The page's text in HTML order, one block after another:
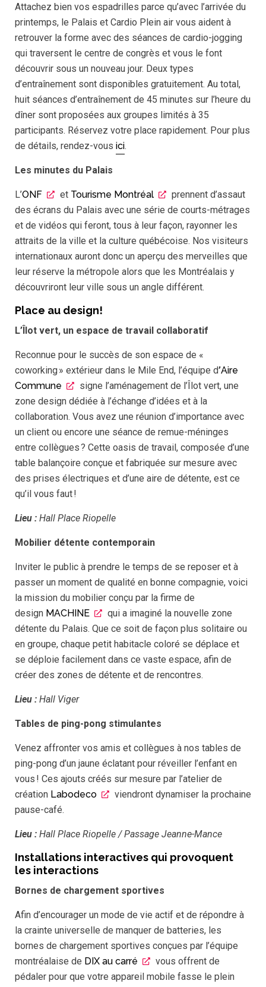
Attachez bien vos espadrilles parce qu’avec l’arrivée du
printemps, le Palais et Cardio Plein air vous aident à
retrouver la forme avec des séances de cardio-jogging
qui traversent le centre de congrès et vous le font
découvrir sous un nouveau jour. Deux types
d’entraînement sont disponibles gratuitement. Au total,
huit séances d’entraînement de 45 minutes sur l’heure du
dîner sont proposées aux groupes limités à 35
participants. Réservez votre place rapidement. Pour plus
de détails, rendez-vous ici.
Les minutes du Palais
L’ONF et Tourisme Montréal
prennent d’assaut
des écrans du Palais avec une série de courts-métrages
et de vidéos qui feront, tous à leur façon, rayonner les
attraits de la ville et la culture québécoise. Nos visiteurs
internationaux auront donc un aperçu des merveilles que
leur réserve la métropole alors que les Montréalais y
découvriront leur ville sous un angle différent.
Place au design!
L’Îlot vert, un espace de travail collaboratif
Reconnue pour le succès de son espace de «
coworking » extérieur dans le Mile End, l’équipe d’Aire
Commune
signe l’aménagement de l’Îlot vert, une
zone design dédiée à l’échange d’idées et à la
collaboration. Vous avez une réunion d’importance avec
un client ou encore une séance de remue-méninges
entre collègues ? Cette oasis de travail, composée d’une
table balançoire conçue et fabriquée sur mesure avec
des prises électriques et d’une aire de détente, est ce
qu’il vous faut !
Lieu : Hall Place Riopelle
Mobilier détente contemporain
Inviter le public à prendre le temps de se reposer et à
passer un moment de qualité en bonne compagnie, voici
la mission du mobilier conçu par la firme de
design MACHINE
qui a imaginé la nouvelle zone
détente du Palais. Que ce soit de façon plus solitaire ou
en groupe, chaque petit habitacle coloré se déplace et
se déploie facilement dans ce vaste espace, afin de
créer des zones de détente et de rencontres.
Lieu : Hall Viger
Tables de ping-pong stimulantes
Venez affronter vos amis et collègues à nos tables de
ping-pong d’un jaune éclatant pour réveiller l’enfant en
vous ! Ces ajouts créés sur mesure par l’atelier de
création Labodeco
viendront dynamiser la prochaine
pause-café.
Lieu : Hall Place Riopelle / Passage Jeanne-Mance
Installations interactives qui provoquent
les interactions
Bornes de chargement sportives
Afin d’encourager un mode de vie actif et de répondre à
la crainte universelle de manquer de batteries, les
bornes de chargement sportives conçues par l’équipe
montréalaise de DIX au carré
vous offrent de
pédaler pour que votre appareil mobile fasse le plein